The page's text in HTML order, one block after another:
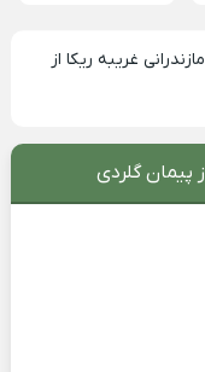
غریبه ریکا از
پیمان گلردی